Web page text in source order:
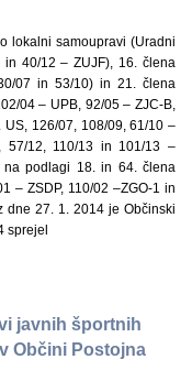
lokalni samoupravi (Uradni
in 40/12 – ZUJF), 16. člena
07 in 53/10) in 21. člena
04 – UPB, 92/05 – ZJC-B,
US, 126/07, 108/09, 61/10 –
57/12, 110/13 in 101/13 –
na podlagi 18. in 64. člena
– ZSDP, 110/02 –ZGO-1 in
dne 27. 1. 2014 je Občinski
sprejel
javnih športnih
Občini Postojna